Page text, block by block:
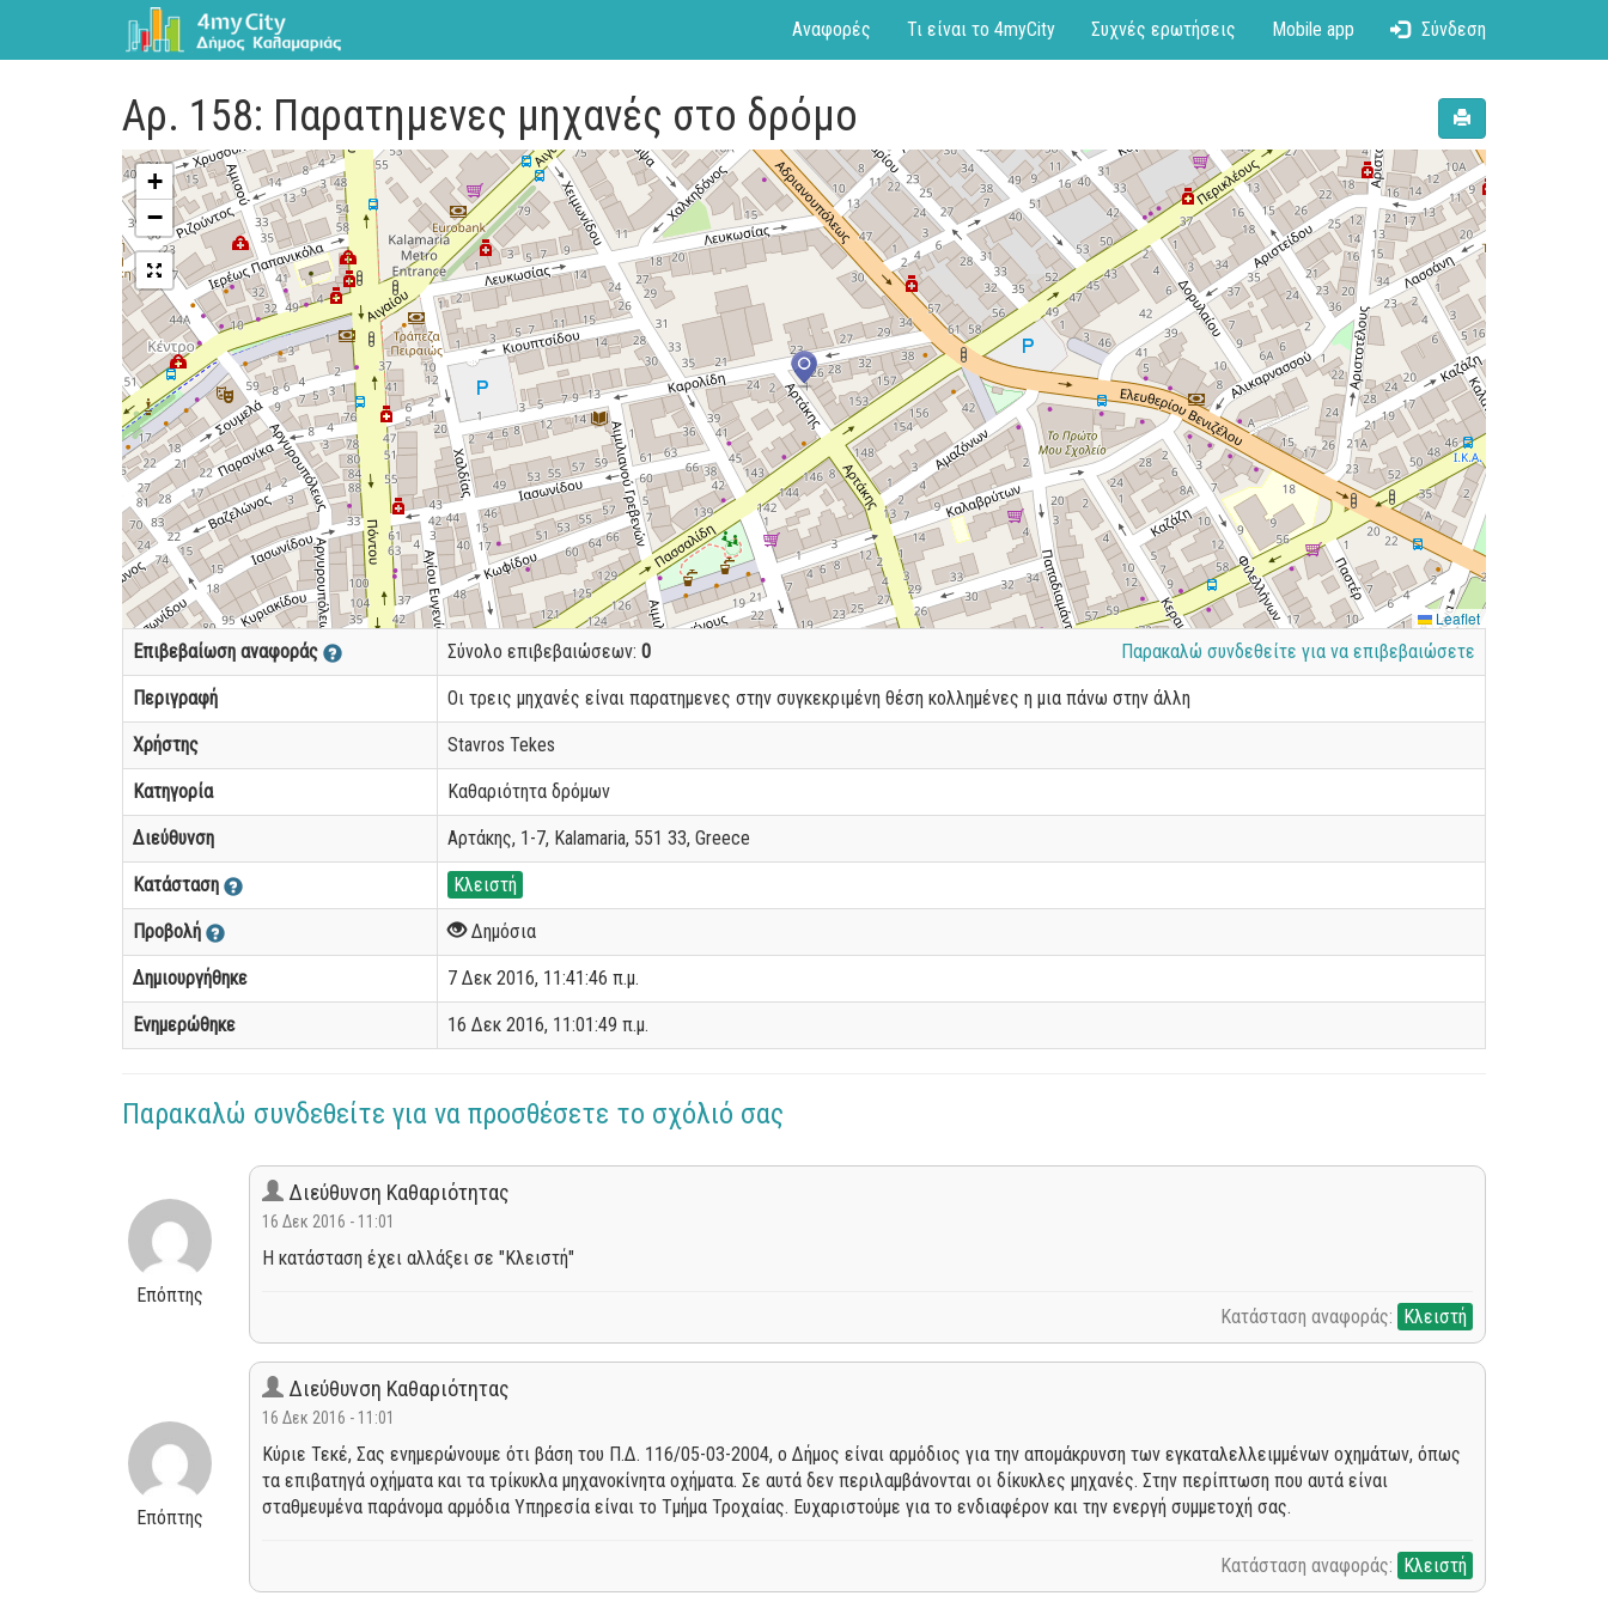
Αναφορές Τι είναι το 4myCity Συχνές ερωτήσεις Mobile app Σύνδεση
Αρ. 158: Παρατημενες μηχανές στο δρόμο
+
−
Leaflet
Επιβεβαίωση αναφοράς Σύνολο επιβεβαιώσεων: 0 Παρακαλώ συνδεθείτε για να επιβεβαιώσετε
Περιγραφή Οι τρεις μηχανές είναι παρατημενες στην συγκεκριμένη θέση κολλημένες η μια πάνω στην άλλη
Χρήστης Stavros Tekes
Κατηγορία Καθαριότητα δρόμων
Διεύθυνση Αρτάκης, 1-7, Kalamaria, 551 33, Greece
Κατάσταση Κλειστή
Προβολή Δημόσια
Δημιουργήθηκε 7 Δεκ 2016, 11:41:46 π.μ.
Ενημερώθηκε 16 Δεκ 2016, 11:01:49 π.μ.
Παρακαλώ συνδεθείτε για να προσθέσετε το σχόλιό σας
Επόπτης
Διεύθυνση Καθαριότητας
16 Δεκ 2016 - 11:01
Η κατάσταση έχει αλλάξει σε "Κλειστή"
Κατάσταση αναφοράς: Κλειστή
Επόπτης
Διεύθυνση Καθαριότητας
16 Δεκ 2016 - 11:01
Κύριε Τεκέ, Σας ενημερώνουμε ότι βάση του Π.Δ. 116/05-03-2004, ο Δήμος είναι αρμόδιος για την απομάκρυνση των εγκαταλελλειμμένων οχημάτων, όπως
τα επιβατηγά οχήματα και τα τρίκυκλα μηχανοκίνητα οχήματα. Σε αυτά δεν περιλαμβάνονται οι δίκυκλες μηχανές. Στην περίπτωση που αυτά είναι
σταθμευμένα παράνομα αρμόδια Υπηρεσία είναι το Τμήμα Τροχαίας. Ευχαριστούμε για το ενδιαφέρον και την ενεργή συμμετοχή σας.
Κατάσταση αναφοράς: Κλειστή